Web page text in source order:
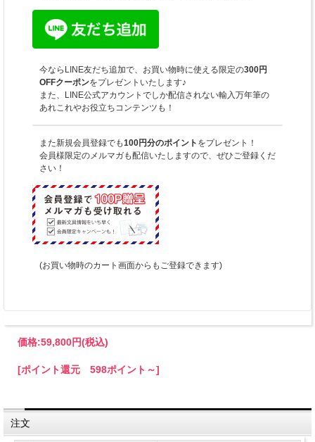
今ならLINE友だち追加で、お買い物時に使える限定の300円
OFFクーポンをプレゼントいたします♪
また、LINE公式アカウントでしか配信されない輸入万年筆の
あれこれやお役立ちコンテンツも！
また新規会員登録でも100円分のポイント をプレゼント！
会員様限定のメルマガも配信いたしますので、ぜひご登録くだ
さい！
(お買い物時のカート画面からもご登録できます)
価格:59,800円(税込)
[ポイント還元 598ポイント～]
注文